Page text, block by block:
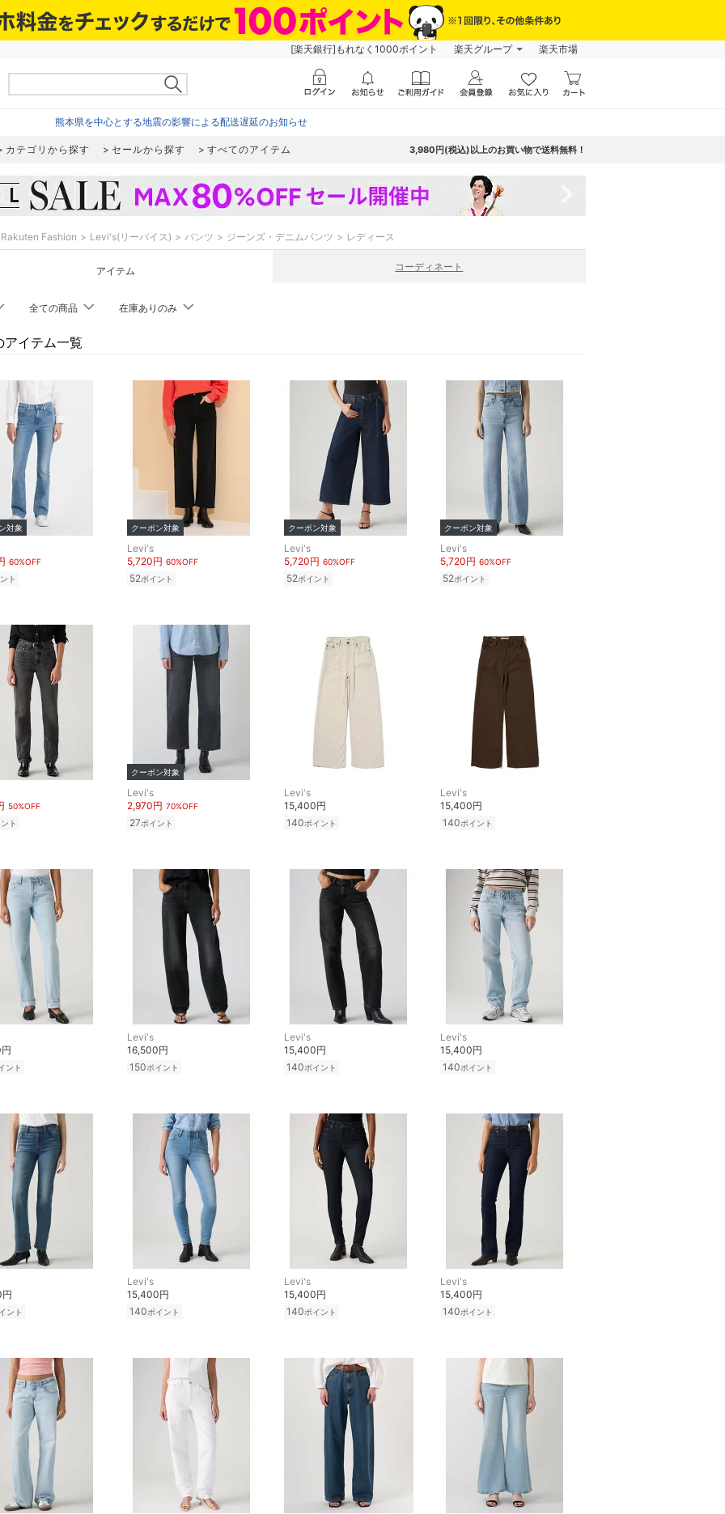
[楽天銀行]もれなく1000ポイント 楽天グループ 楽天市場
熊本県を中心とする地震の影響による配送遅延のお知らせ
カテゴリから探す セールから探す すべてのアイテム 3,980円(税込)以上のお買い物で送料無料！
Rakuten Fashion Levi's(リーバイス) パンツ ジーンズ・デニムパンツ レディース
アイテム コーディネート
全ての商品 在庫ありのみ
アイテム一覧
対象
60%OFF
ト
クーポン対象
Levi's
5,720円 60%OFF
52ポイント
クーポン対象
Levi's
5,720円 60%OFF
52ポイント
クーポン対象
Levi's
5,720円 60%OFF
52ポイント
50%OFF
ト
クーポン対象
Levi's
2,970円 70%OFF
27ポイント
Levi's
15,400円
140ポイント
Levi's
15,400円
140ポイント
ント
Levi's
16,500円
150ポイント
Levi's
15,400円
140ポイント
Levi's
15,400円
140ポイント
ント
Levi's
15,400円
140ポイント
Levi's
15,400円
140ポイント
Levi's
15,400円
140ポイント